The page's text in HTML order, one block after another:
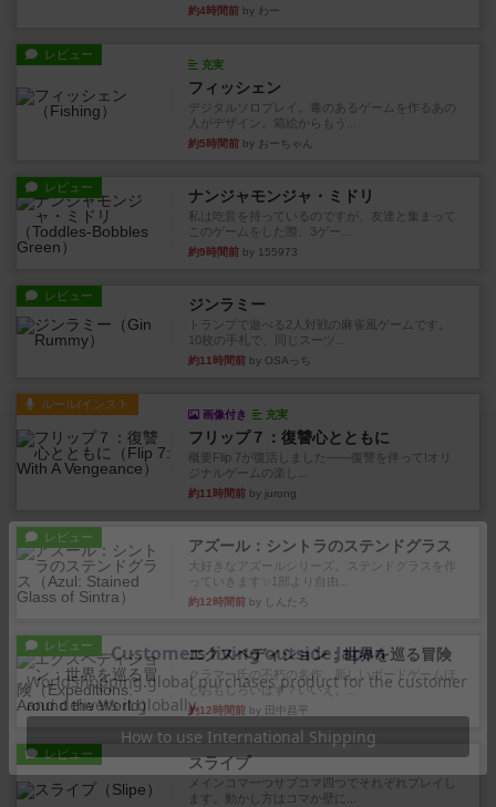
約4時間前 by わー
レビュー
充実
フィッシェン
デジタルソロプレイ。毒のあるゲームを作るあの
人がデザイン。箱絵からもう...
約5時間前 by おーちゃん
レビュー ナンジャモンジャ・ミドリ
私は吃音を持っているのですが、友達と集まって
このゲームをした際、3ゲー...
約9時間前 by 155973
レビュー ジンラミー
トランプで遊べる2人対戦の麻雀風ゲームです。
10枚の手札で、同じスーツ...
約11時間前 by OSAっち
ルール/インスト
画像付き 充実
フリップ７：復讐心とともに
概要Flip 7が復活しました――復讐を伴って!オリ
ジナルゲームの楽し...
約11時間前 by jurong
レビュー アズール：シントラのステンドグラス
大好きなアズールシリーズ。ステンドグラスを作
っていきます✨1部より自由...
約12時間前 by しんたろ
レビュー エクスペディション：世界を巡る冒険
クラマー氏の不朽の名作。新しいボードゲームほ
どおもしろいはず？いいえ。...
約12時間前 by 田中昌平
レビュー スライプ
メインコマ一つサブコマ四つでそれぞれプレイし
ます。動かし方はコマか壁に...